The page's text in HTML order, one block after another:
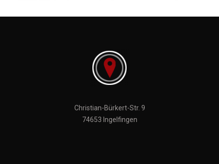
Christian-Bürkert-Str. 9
74653 Ingelfingen